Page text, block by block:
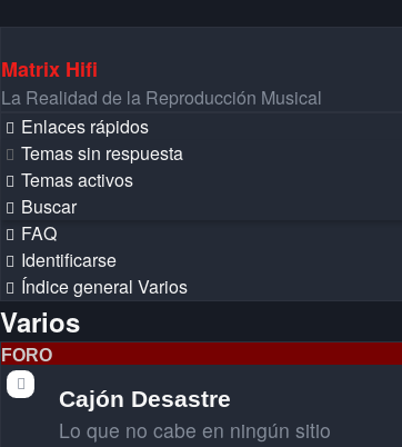
Matrix Hifi
La Realidad de la Reproducción Musical
Enlaces rápidos
Temas sin respuesta
Temas activos
Buscar
FAQ
Identificarse
Índice general Varios
Varios
FORO
Cajón Desastre
Lo que no cabe en ningún sitio